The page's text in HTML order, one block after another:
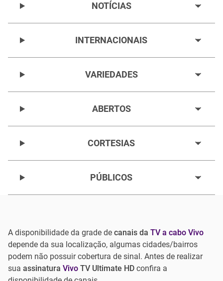
NOTÍCIAS
INTERNACIONAIS
VARIEDADES
ABERTOS
CORTESIAS
PÚBLICOS
A disponibilidade da grade de canais da TV a cabo Vivo
depende da sua localização, algumas cidades/bairros
podem não possuir cobertura de sinal. Antes de realizar
sua assinatura Vivo TV Ultimate HD confira a